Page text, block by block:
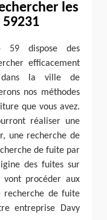
les
59 dispose des
efficacement
la ville de
nos méthodes
que vous avez.
réaliser une
une recherche de
de fuite par
des fuites sur
procéder aux
recherche de fuite
entreprise Davy